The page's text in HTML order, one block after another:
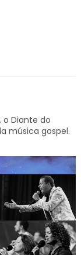
o Diante do
música gospel.